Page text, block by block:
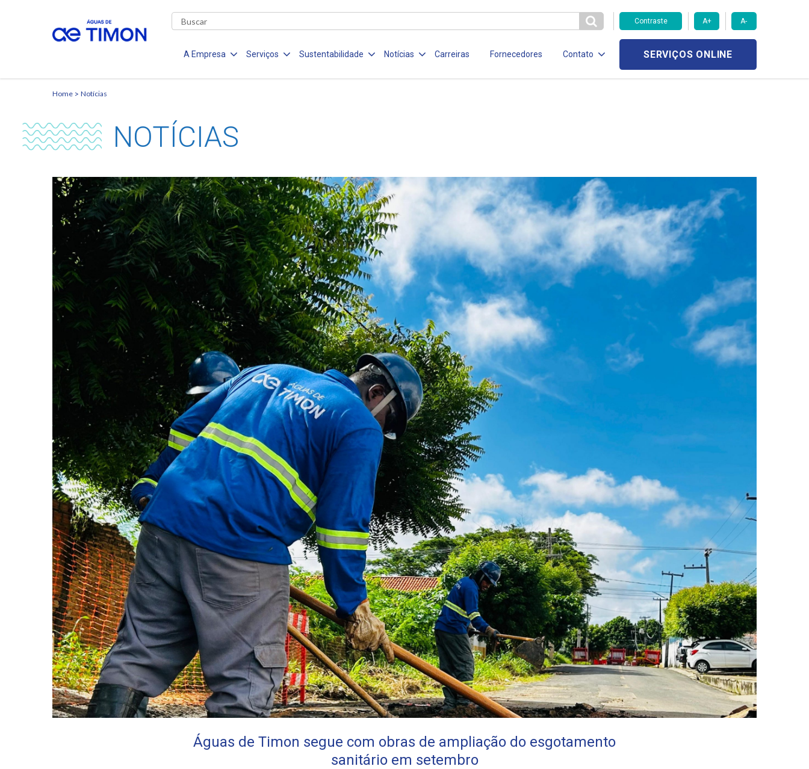
Contraste A+ A-
A Empresa Serviços Sustentabilidade Notícias Carreiras Fornecedores Contato SERVIÇOS ONLINE
Home Notícias
NOTÍCIAS
Águas de Timon segue com obras de ampliação do esgotamento
sanitário em setembro